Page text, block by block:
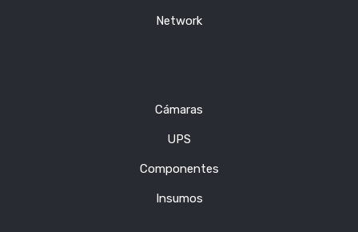
Network
Cámaras
UPS
Componentes
Insumos